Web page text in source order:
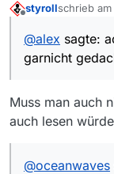
eines
sichtbar.
achso ok ja
Offline
styrollschrieb am
zuletzt
@alex sagte:
garnicht
Muss man auch
auch lesen
@oceanwaves